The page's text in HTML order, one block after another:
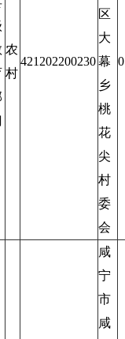
农
村
421202200230
区
大
幕
乡
桃
花
尖
村
委
会
0
咸
宁
市
咸